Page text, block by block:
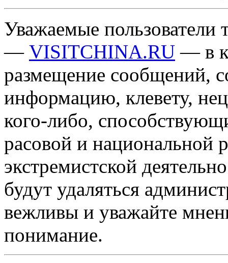
Уважаемые пользователи
— VISITCHINA.RU — в
размещение сообщений,
информацию, клевету,
кого-либо,
расовой и национальной
экстремистской
будут удаляться
вежливы и уважайте
понимание.